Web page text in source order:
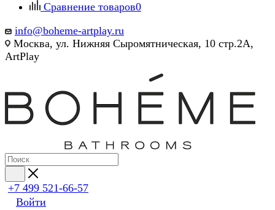
Сравнение товаров0
info@boheme-artplay.ru
Москва, ул. Нижняя Сыромятническая, 10 стр.2А,
ArtPlay
+7 499 521-66-57
Войти